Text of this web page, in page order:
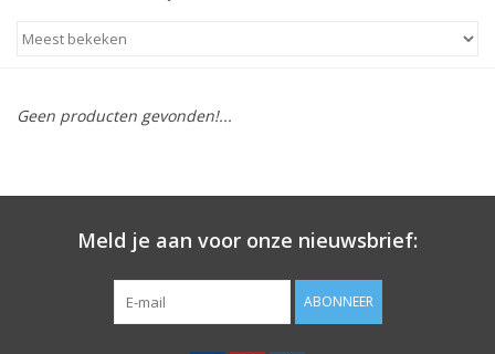
MEUBELS
Geen producten gevonden!...
Meld je aan voor onze nieuwsbrief:
ABONNEER